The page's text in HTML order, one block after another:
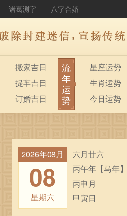
诸葛测字 八字合婚
搬家吉日
提车吉日
订婚吉日
流
年
运
势
星座运势
生肖运势
今日运势
2026年08月
08
星期六
六月廿六
丙午年【马年】
丙申月
甲寅日